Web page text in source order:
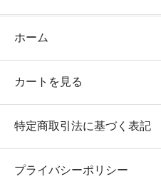
ホーム
カートを見る
特定商取引法に基づく表記
プライバシーポリシー